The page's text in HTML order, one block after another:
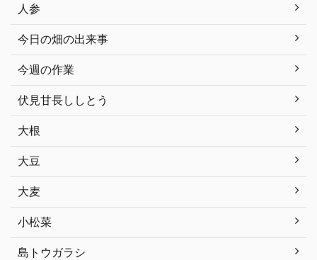
人参
今日の畑の出来事
今週の作業
伏見甘長ししとう
大根
大豆
大麦
小松菜
島トウガラシ